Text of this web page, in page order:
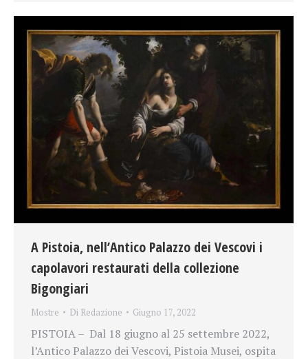
A Pistoia, nell’Antico Palazzo dei Vescovi i
capolavori restaurati della collezione
Bigongiari
Mostre Di Redazione Giugno 17, 2022
PISTOIA – Dal 18 giugno al 25 settembre 2022,
l’Antico Palazzo dei Vescovi, Pistoia Musei, ospita